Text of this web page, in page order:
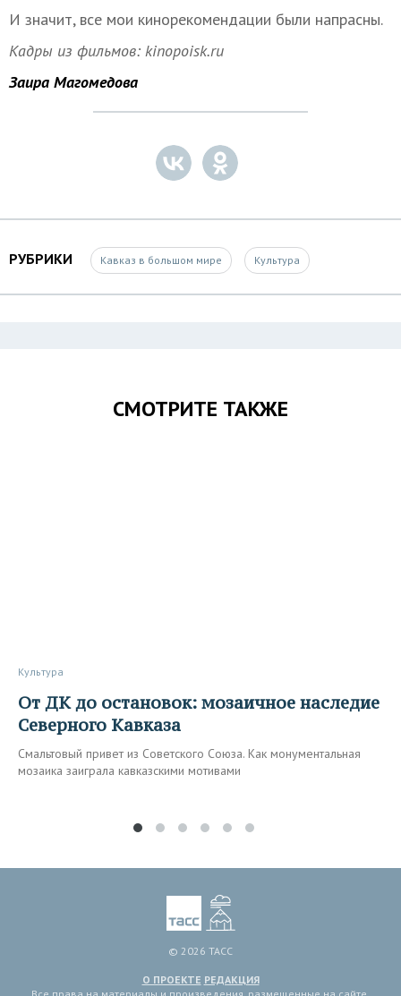
И значит, все мои кинорекомендации были напрасны.
Кадры из фильмов: kinopoisk.ru
Заира Магомедова
РУБРИКИ Кавказ в большом мире Культура
СМОТРИТЕ ТАКЖЕ
Культура
От ДК до остановок: мозаичное наследие
Северного Кавказа
Смальтовый привет из Советского Союза. Как монументальная
мозаика заиграла кавказскими мотивами
© 2026 ТАСС
О ПРОЕКТЕ РЕДАКЦИЯ